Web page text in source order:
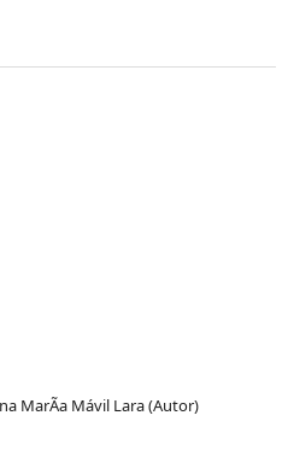
MarÃ­a Mávil Lara (Autor)